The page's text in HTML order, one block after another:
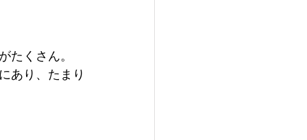
たくさん。
あり、たまり